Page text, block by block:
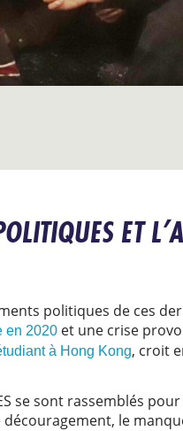
ET
politiques de ces
en 2020 et une crise
à Hong Kong, croit
se sont rassemblés
le